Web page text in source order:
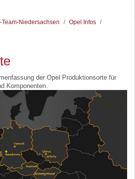
Team-Niedersachsen / Opel Infos
/
der Opel Produktionsorte für
Komponenten.